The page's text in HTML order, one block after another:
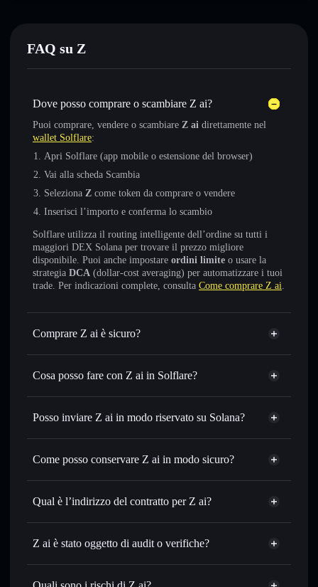
FAQ su Z
Dove posso comprare o scambiare Z ai?
Puoi comprare, vendere o scambiare Z ai direttamente nel
wallet Solflare:
Apri Solflare (app mobile o estensione del browser)
Vai alla scheda Scambia
Seleziona Z come token da comprare o vendere
Inserisci l’importo e conferma lo scambio
Solflare utilizza il routing intelligente dell’ordine su tutti i
maggiori DEX Solana per trovare il prezzo migliore
disponibile. Puoi anche impostare ordini limite o usare la
strategia DCA (dollar-cost averaging) per automatizzare i tuoi
trade. Per indicazioni complete, consulta Come comprare Z ai.
Comprare Z ai è sicuro?
Z ai non è verificato
Cosa posso fare con Z ai in Solflare?
Z ai
wallet Solflare
Scambiare istantaneamente— scambia Z in SOL, USDC
routing intelligente dell’ordine
Impostare ordini limite— automatizza i tuoi trade al
Z nel tempo
Inviare in modo riservato— trasferisci Z senza collegare
incorporato di Solflare
Monitorare in tempo reale— conosci prezzo, volume,
capitalizzazione di mercato e liquidità di Z
Posso inviare Z ai in modo riservato su Solana?
Aggregatore di privacy
Solflare
Come posso conservare Z ai in modo sicuro?
Z ai
Aggregatore di privacy
Qual è l’indirizzo del contratto per Z ai?
Z ai
Z ai è stato oggetto di audit o verifiche?
Z ai non è verificato